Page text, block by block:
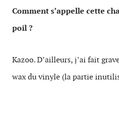
Comment s’appelle cette
poil ?
Kazoo. D’ailleurs, j’ai fait
wax du vinyle (la partie